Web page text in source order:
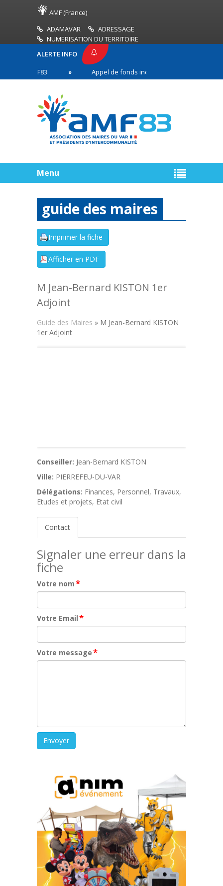
AMF (France)
ADAMAVAR
ADRESSAGE
NUMERISATION DU TERRITOIRE
ALERTE INFO
Appel de fonds incendies de forêt
première ligne
Menu
guide des maires
M Jean-Bernard KISTON 1er
Adjoint
Guide des Maires » M Jean-Bernard KISTON
1er Adjoint
Conseiller: Jean-Bernard KISTON
Ville: PIERREFEU-DU-VAR
Délégations: Finances, Personnel, Travaux,
Etudes et projets, Etat civil
Contact
Signaler une erreur dans la
fiche
Votre nom*
Votre Email*
Votre message*